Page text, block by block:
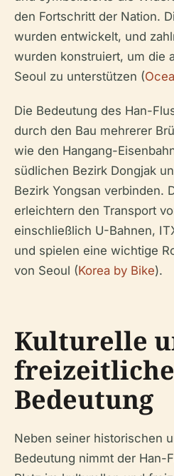
den Fortschritt der Nation.
wurden entwickelt, und
wurden konstruiert, um die
Seoul zu unterstützen (
Die Bedeutung des Han-
durch den Bau mehrerer
wie den Hangang-
südlichen Bezirk Dongjak
Bezirk Yongsan verbinden.
erleichtern den Transport
einschließlich U-Bahnen,
und spielen eine wichtige
von Seoul (Korea by Bike).
Kulturelle
freizeitliche
Bedeutung
Neben seiner historischen
Bedeutung nimmt der Han-